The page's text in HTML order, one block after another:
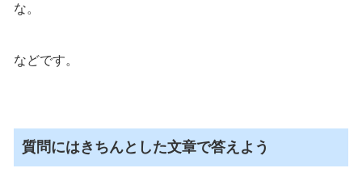
な。
などです。
質問にはきちんとした文章で答えよう